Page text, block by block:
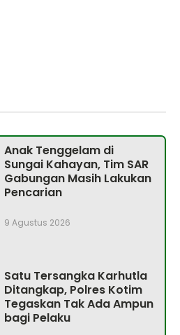
Anak Tenggelam di
Sungai Kahayan, Tim SAR
Gabungan Masih Lakukan
Pencarian
9 Agustus 2026
Satu Tersangka Karhutla
Ditangkap, Polres Kotim
Tegaskan Tak Ada Ampun
bagi Pelaku